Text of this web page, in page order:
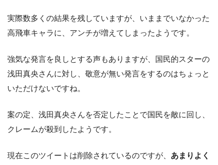
実際数多くの結果を残していますが、いままでいなかった
高飛車キャラに、アンチが増えてしまったようです。
強気な発言を良しとする声もありますが、国民的スターの
浅田真央さんに対し、敬意が無い発言をするのはちょっと
いただけないですね。
案の定、浅田真央さんを否定したことで国民を敵に回し、
クレームが殺到したようです。
現在このツイートは削除されているのですが、 あまりよく